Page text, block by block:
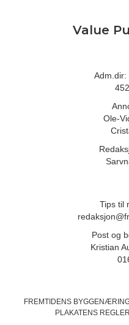
Value
Adm.dir:
Ole-
Tips til
Post og
Kristian
FREMTIDENS
PLAKATENS